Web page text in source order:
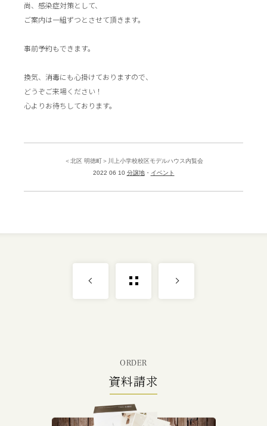
尚、感染症対策として、
ご案内は一組ずつとさせて頂きます。
事前予約もできます。
換気、消毒にも心掛けておりますので、
どうぞご来場ください！
心よりお待ちしております。
＜北区 明徳町＞川上小学校校区モデルハウス内覧会
2022 06 10 分譲地 イベント
ORDER
資料請求